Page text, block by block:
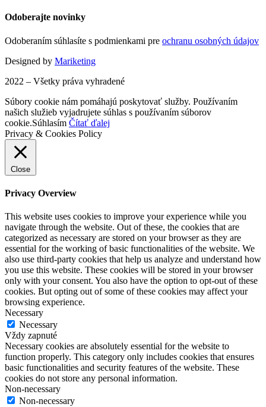
Odoberajte novinky
Odoberaním súhlasíte s podmienkami pre ochranu osobných údajov
Designed by Mariketing
2022 – Všetky práva vyhradené
Súbory cookie nám pomáhajú poskytovať služby. Používaním
našich služieb vyjadrujete súhlas s používaním súborov
cookie.Súhlasím Čítať ďalej
Privacy & Cookies Policy
Close
Privacy Overview
This website uses cookies to improve your experience while you
navigate through the website. Out of these, the cookies that are
categorized as necessary are stored on your browser as they are
essential for the working of basic functionalities of the website. We
also use third-party cookies that help us analyze and understand how
you use this website. These cookies will be stored in your browser
only with your consent. You also have the option to opt-out of these
cookies. But opting out of some of these cookies may affect your
browsing experience.
Necessary
Necessary
Vždy zapnuté
Necessary cookies are absolutely essential for the website to
function properly. This category only includes cookies that ensures
basic functionalities and security features of the website. These
cookies do not store any personal information.
Non-necessary
Non-necessary